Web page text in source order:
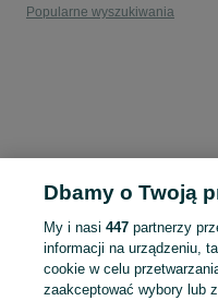
Popularne wyszukiwania
Dbamy o Twoją
My i nasi447 partnerzy
informacji na urządzeniu,
cookie w celu
zaakceptować wybory lub